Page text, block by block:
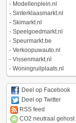
- Modellenplein.nl
- Sinterklaasmarkt.nl
- Skimarkt.nl
- Speelgoedmarkt.nl
- Speurmarkt.be
- Verkoopuwauto.nl
- Vissenmarkt.nl
- Woningruilplaats.nl
Deel op Facebook
Deel op Twitter
RSS feed
CO2 neutraal gehost